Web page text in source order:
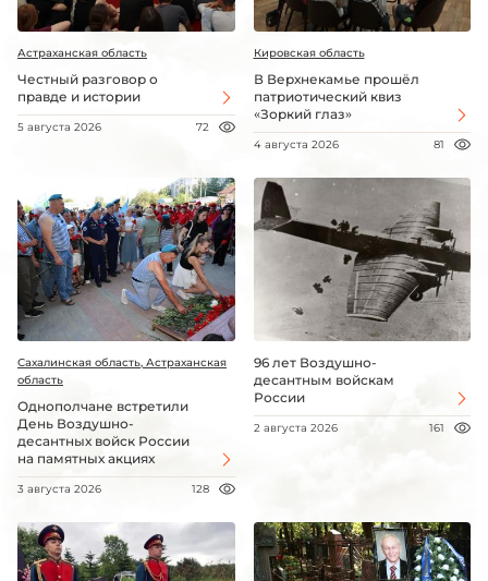
Астраханская область
Честный разговор о
правде и истории
5 августа 2026 72
Кировская область
В Верхнекамье прошёл
патриотический квиз
«Зоркий глаз»
4 августа 2026 81
Сахалинская область, Астраханская
область
Однополчане встретили
День Воздушно-
десантных войск России
на памятных акциях
3 августа 2026 128
96 лет Воздушно-
десантным войскам
России
2 августа 2026 161